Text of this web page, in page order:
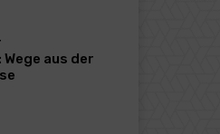
aus der